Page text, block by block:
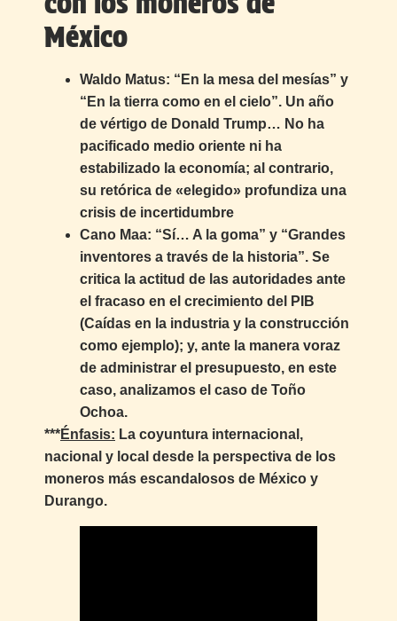
México
Waldo Matus: “En la mesa del mesías” y
“En la tierra como en el cielo”. Un año
de vértigo de Donald Trump… No ha
pacificado medio oriente ni ha
estabilizado la economía; al contrario,
su retórica de «elegido» profundiza una
crisis de incertidumbre
Cano Maa: “Sí… A la goma” y “Grandes
inventores a través de la historia”. Se
critica la actitud de las autoridades ante
el fracaso en el crecimiento del PIB
(Caídas en la industria y la construcción
como ejemplo); y, ante la manera voraz
de administrar el presupuesto, en este
caso, analizamos el caso de Toño
Ochoa.
***Énfasis: La coyuntura internacional,
nacional y local desde la perspectiva de los
moneros más escandalosos de México y
Durango.